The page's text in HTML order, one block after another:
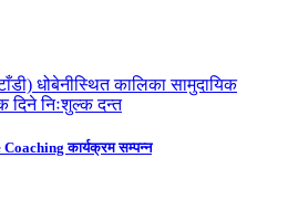
धोबेनीस्थित कालिका सामुदायिक
दिने निःशुल्क दन्त
कार्यक्रम सम्पन्न